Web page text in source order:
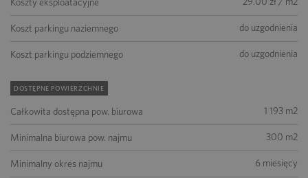
Koszt parkingu naziemnego do uzgodnienia
Koszt parkingu podziemnego do uzgodnienia
DOSTĘPNE POWIERZCHNIE
Całkowita dostępna pow. biurowa 1 193 m2
Minimalna biurowa pow. najmu 300 m2
Minimalny okres najmu 6 miesięcy